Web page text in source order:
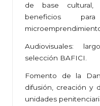
de base cultural,
beneficios
Audiovisuales:
selección BAFICI.
Fomento de la
difusión, creación y
unidades